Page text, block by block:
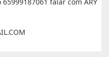
falar com ARY